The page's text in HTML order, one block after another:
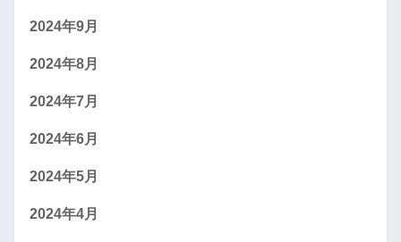
2024年9月
2024年8月
2024年7月
2024年6月
2024年5月
2024年4月